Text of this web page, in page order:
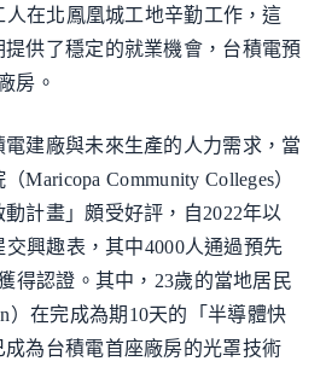
人在北鳳凰城工地辛勤工作，這
供了穩定的就業機會，台積電預
房。
建廠與未來生產的人力需求，當
Maricopa Community Colleges）
計畫」頗受好評，自2022年以
交興趣表，其中4000人通過預先
得認證。其中，23歲的當地居民
）在完成為期10天的「半導體快
為台積電首座廠房的光罩技術